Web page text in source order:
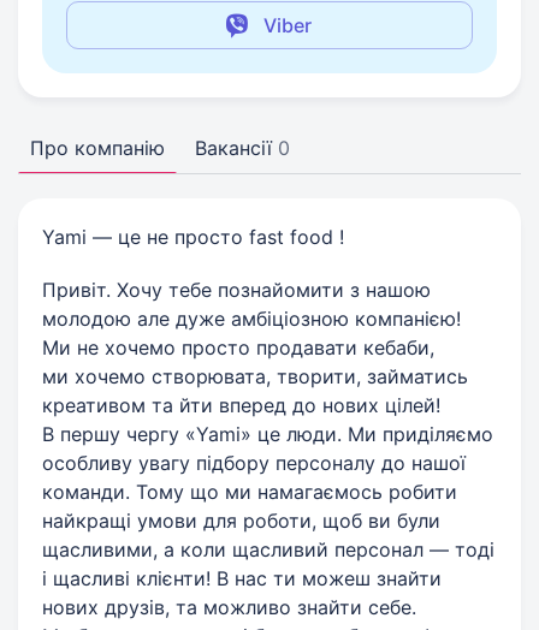
Viber
Про компанію Вакансії 0
Yami — це не просто fast food !
Привіт. Хочу тебе познайомити з нашою
молодою але дуже амбіціозною компанією!
Ми не хочемо просто продавати кебаби,
ми хочемо створювата, творити, займатись
креативом та йти вперед до нових цілей!
В першу чергу «Yami» це люди. Ми приділяємо
особливу увагу підбору персоналу до нашої
команди. Тому що ми намагаємось робити
найкращі умови для роботи, щоб ви були
щасливими, а коли щасливий персонал — тоді
і щасливі клієнти! В нас ти можеш знайти
нових друзів, та можливо знайти себе.